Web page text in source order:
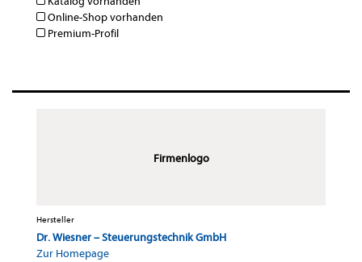
Online-Shop vorhanden
Premium-Profil
Firmenlogo
Hersteller
Dr. Wiesner – Steuerungstechnik GmbH
Zur Homepage